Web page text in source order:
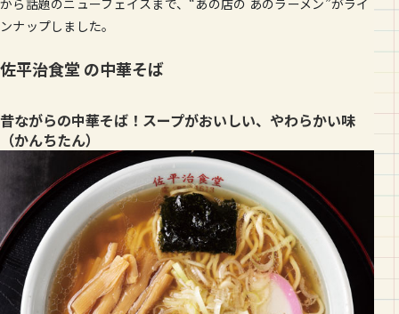
から話題のニューフェイスまで、“あの店の あのラーメン”がライ
ンナップしました。
佐平治食堂 の中華そば
昔ながらの中華そば！スープがおいしい、やわらかい味
（かんちたん）